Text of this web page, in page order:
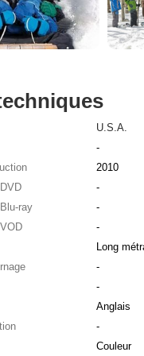
U.S.A.
-
2010
-
ray
-
-
Long
-
-
Anglais
-
Couleur